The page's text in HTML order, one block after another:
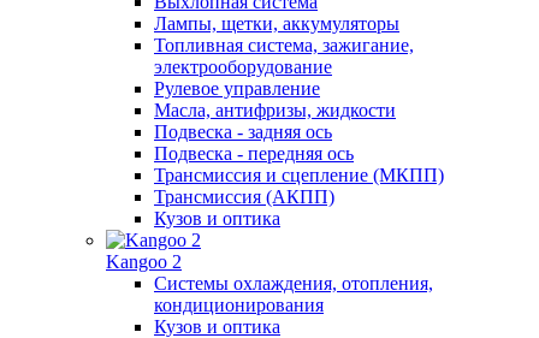
Лампы, щетки, аккумуляторы
Топливная система, зажигание,
электрооборудование
Рулевое управление
Масла, антифризы, жидкости
Подвеска - задняя ось
Подвеска - передняя ось
Трансмиссия и сцепление (МКПП)
Трансмиссия (АКПП)
Кузов и оптика
Kangoo 2
Системы охлаждения, отопления,
кондиционирования
Кузов и оптика